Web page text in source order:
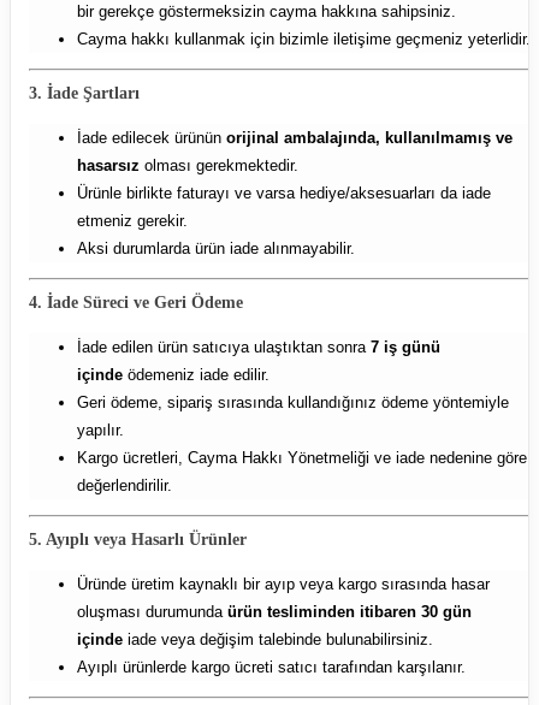
bir gerekçe göstermeksizin cayma hakkına sahipsiniz.
Cayma hakkı kullanmak için bizimle iletişime geçmeniz yeterlidir.
3. İade Şartları
İade edilecek ürünün orijinal ambalajında, kullanılmamış ve
hasarsız olması gerekmektedir.
Ürünle birlikte faturayı ve varsa hediye/aksesuarları da iade
etmeniz gerekir.
Aksi durumlarda ürün iade alınmayabilir.
4. İade Süreci ve Geri Ödeme
İade edilen ürün satıcıya ulaştıktan sonra 7 iş günü
içinde ödemeniz iade edilir.
Geri ödeme, sipariş sırasında kullandığınız ödeme yöntemiyle
yapılır.
Kargo ücretleri, Cayma Hakkı Yönetmeliği ve iade nedenine göre
değerlendirilir.
5. Ayıplı veya Hasarlı Ürünler
Üründe üretim kaynaklı bir ayıp veya kargo sırasında hasar
oluşması durumunda ürün tesliminden itibaren 30 gün
içinde iade veya değişim talebinde bulunabilirsiniz.
Ayıplı ürünlerde kargo ücreti satıcı tarafından karşılanır.